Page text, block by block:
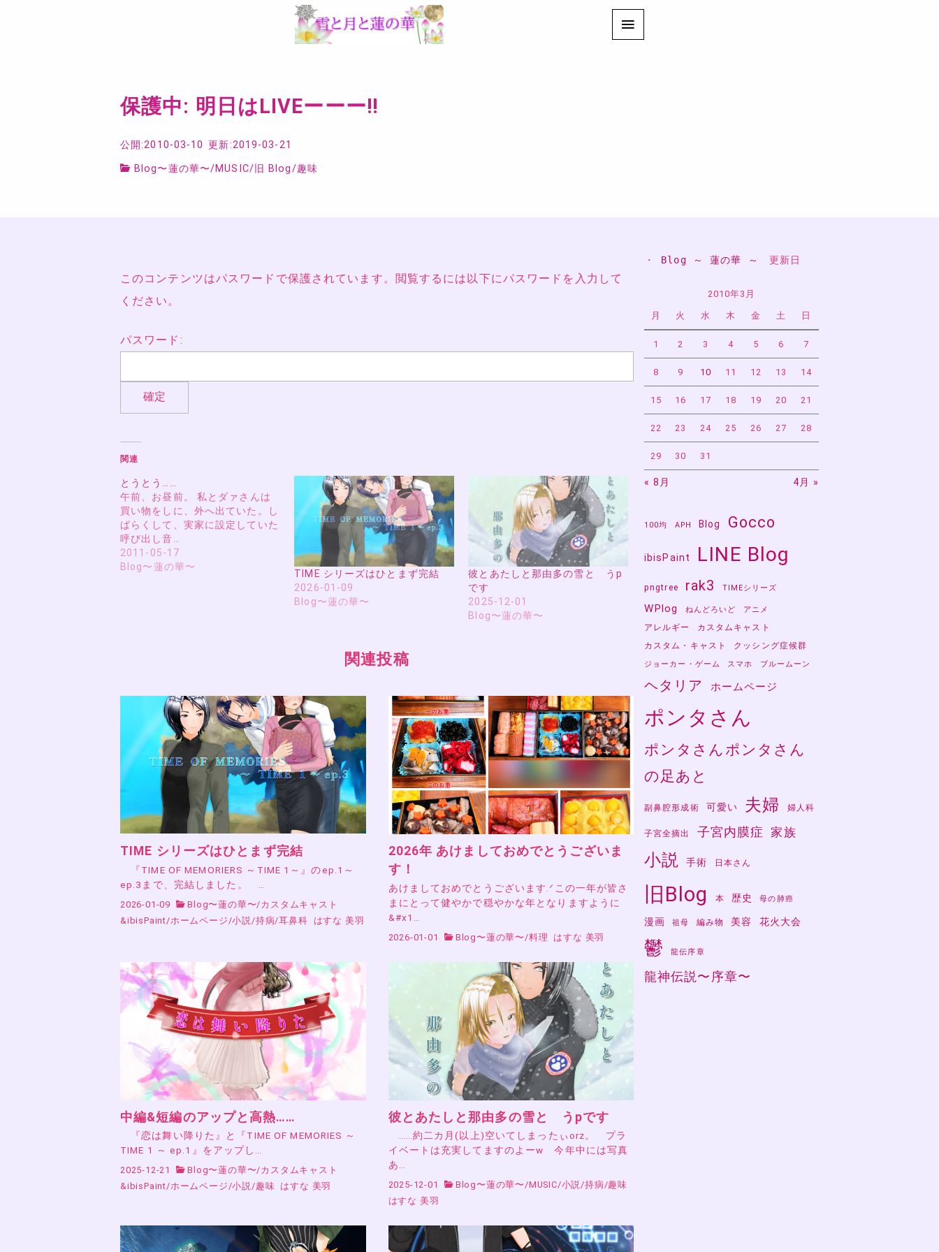
保護中: 明日はLIVEーーー‼
公開:2010-03-10 更新:2019-03-21
Blog〜蓮の華〜/MUSIC/ 旧 Blog/趣味
このコンテンツはパスワードで保護されています。閲覧するには以下にパスワードを入力して
ください。
パスワード:
関連
とうとう……
午前、お昼前。 私とダァさんは
買い物をしに、外へ出ていた。し
ばらくして、実家に設定していた
呼び出し音…
2011-05-17
Blog〜蓮の華〜
TIME シリーズはひとまず完結
2026-01-09
Blog〜蓮の華〜
彼とあたしと那由多の雪と うp
です
2025-12-01
Blog〜蓮の華〜
関連投稿
TIME シリーズはひとまず完結
『TIME OF MEMORIERS ～TIME 1～』のep.1～
ep.3まで、完結しました。 …
2026-01-09 Blog〜蓮の華〜/カスタムキャスト
&ibisPaint/ホームページ /小説 /持病/耳鼻科 はすな 美羽
2026年 あけましておめでとうございま
す！
あけましておめでとうございます.ᐟこの一年が皆さ
まにとって健やかで穏やかな年となりますように
&#x1…
2026-01-01 Blog〜蓮の華〜 /料理 はすな 美羽
中編&短編のアップと高熱……
『恋は舞い降りた』と『TIME OF MEMORIES ～
TIME 1 ～ ep.1』をアップし…
2025-12-21 Blog〜蓮の華〜/カスタムキャスト
&ibisPaint/ホームページ/小説/趣味 はすな 美羽
彼とあたしと那由多の雪と うpです
……約二カ月(以上)空いてしまったぃorz。 プラ
イベートは充実してますのよーw 今年中には写真
あ…
2025-12-01 Blog〜蓮の華〜/MUSIC/小説/持病/趣味
はすな 美羽
・ Blog ～ 蓮の華 ～ 更新日
2010年3月
月 火 水 木 金 土 日
1 2 3 4 5 6 7
8 9 10 11 12 13 14
15 16 17 18 19 20 21
22 23 24 25 26 27 28
29 30 31
« 8月 4月 »
100均 APH Blog Gocco
ibisPaint LINE Blog
pngtree rak3 TIMEシリーズ
WPlog ねんどろいど アニメ
アレルギー
カスタムキャスト
カスタム・キャスト
クッシング症候群
ジョーカー・ゲーム スマホ ブルームーン
ヘタリア ホームページ
ポンタさん
ポンタさんポンタさん
の足あと
副鼻腔形成術 可愛い 夫婦 婦人科
子宮全摘出 子宮内膜症 家族
小説 手術 日本さん
旧Blog 本 歴史 母の肺癌
漫画 祖母 編み物 美容 花火大会
鬱 龍伝序章
龍神伝説〜序章〜